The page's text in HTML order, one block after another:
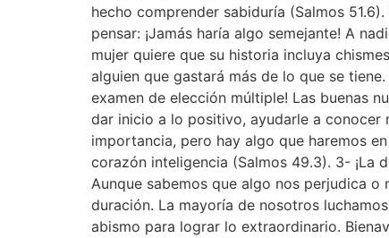
hecho comprender sabiduría (Salmos
pensar: ¡Jamás haría algo semejante! A
mujer quiere que su historia incluya
alguien que gastará más de lo que se
examen de elección múltiple! Las buenas
dar inicio a lo positivo, ayudarle a conocer
importancia, pero hay algo que haremos
corazón inteligencia (Salmos 49.3). 3- ¡La
Aunque sabemos que algo nos perjudica
duración. La mayoría de nosotros
abismo para lograr lo extraordinario.